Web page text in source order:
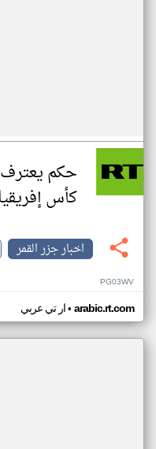
حكم يعترف
كأس إفريقيا
اخبار جزر القمر
PG03WV
ار تي عربي• arabic.rt.com